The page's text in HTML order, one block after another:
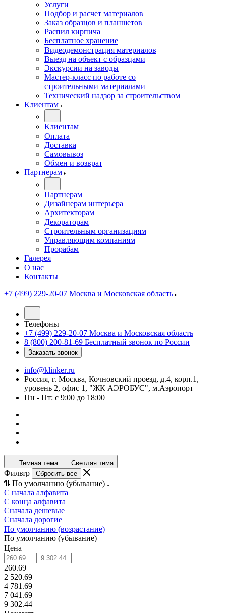
Услуги
Подбор и расчет материалов
Заказ образцов и планшетов
Распил кирпича
Бесплатное хранение
Видеодемонстрация материалов
Выезд на объект с образцами
Экскурсии на заводы
Мастер-класс по работе со
строительными материалами
Технический надзор за строительством
Клиентам
Клиентам
Оплата
Доставка
Самовывоз
Обмен и возврат
Партнерам
Партнерам
Дизайнерам интерьера
Архитекторам
Декораторам
Строительным организациям
Управляющим компаниям
Прорабам
Галерея
О нас
Контакты
+7 (499) 229-20-07 Москва и Московская область
Телефоны
+7 (499) 229-20-07 Москва и Московская область
8 (800) 200-81-69 Бесплатный звонок по России
Заказать звонок
info@klinker.ru
Россия, г. Москва, Кочновский проезд, д.4, корп.1,
уровень 2, офис 1, "ЖК АЭРОБУС", м.Аэропорт
Пн - Пт: с 9:00 до 18:00
Темная тема Светлая тема
Фильтр Сбросить все
По умолчанию (убывание)
С начала алфавита
С конца алфавита
Сначала дешевые
Сначала дорогие
По умолчанию (возрастание)
По умолчанию (убывание)
Цена
260.69
2 520.69
4 781.69
7 041.69
9 302.44